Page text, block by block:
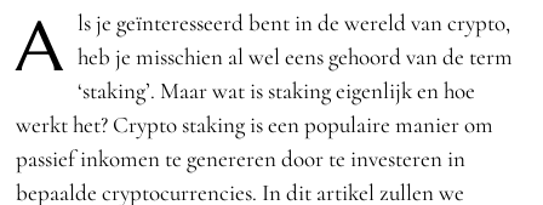
A ls je geïnteresseerd bent in de wereld van crypto,
heb je misschien al wel eens gehoord van de term
‘staking’. Maar wat is staking eigenlijk en hoe
werkt het? Crypto staking is een populaire manier om
passief inkomen te genereren door te investeren in
bepaalde cryptocurrencies. In dit artikel zullen we